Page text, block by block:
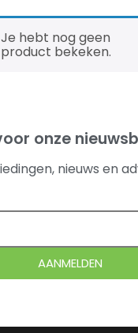
Je hebt nog geen
product bekeken.
onze
nieuws en
AANMELDEN